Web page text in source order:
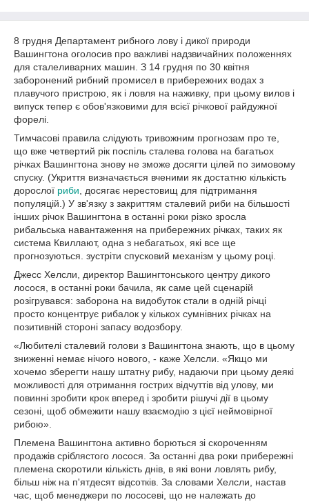
8 грудня Департамент рибного лову і дикої природи
Вашингтона оголосив про важливі надзвичайних положеннях
для сталеливарних машин. З 14 грудня по 30 квітня
заборонений рибний промисел в прибережних водах з
плавучого пристрою, як і ловля на наживку, при цьому вилов і
випуск тепер є обов'язковими для всієї річкової райдужної
форелі.
Тимчасові правила слідують тривожним прогнозам про те,
що вже четвертий рік поспіль сталева голова на багатьох
річках Вашингтона знову не зможе досягти цілей по зимовому
спуску. (Укриття визначається вченими як достатню кількість
дорослої риби , досягає нерестовищ для підтримання
популяцій.) У зв'язку з закриттям сталевий риби на більшості
інших річок Вашингтона в останні роки різко зросла
рибальська навантаження на прибережних річках, таких як
система Квиллают, одна з небагатьох, які все ще
прогнозуються. зустріти спусковий механізм у цьому році.
Джесс Хелсли, директор Вашингтонського центру дикого
лосося, в останні роки бачила, як саме цей сценарій
розігрувався: заборона на видобуток стали в одній річці
просто концентрує рибалок у кількох сумнівних річках на
позитивній стороні запасу водозбору.
«Любителі сталевий голови з Вашингтона знають, що в цьому
зниженні немає нічого нового, - каже Хелсли. «Якщо ми
хочемо зберегти нашу штатну рибу, надаючи при цьому деякі
можливості для отримання гострих відчуттів від улову, ми
повинні зробити крок вперед і зробити рішучі дії в цьому
сезоні, щоб обмежити нашу взаємодію з цієї неймовірної
рибою».
Племена Вашингтона активно борються зі скороченням
продажів сріблястого лосося. За останні два роки прибережні
племена скоротили кількість днів, в які вони ловлять рибу,
більш ніж на п'ятдесят відсотків. За словами Хелсли, настав
час, щоб менеджери по лососеві, що не належать до